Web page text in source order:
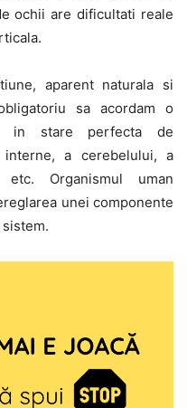
ochii are dificultati reale
aparent naturala si
sa acordam o
in stare perfecta de
a cerebelului, a
etc. Organismul uman
unei componente